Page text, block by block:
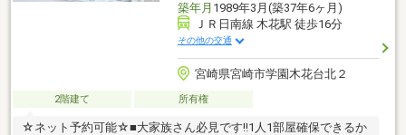
築年月 1989年3月(築37年6ヶ月)
ＪＲ日南線 木花駅 徒歩16分
その他の交通
宮崎県宮崎市学園木花台北２
2階建て 所有権
☆ネット予約可能☆■大家族さん必見です!!1人1部屋確保できるか